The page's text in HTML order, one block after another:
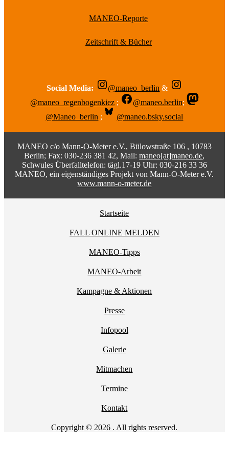
MANEO-Reporte
Zeitschrift & Bücher
Social Media: @maneo_berlin &
@maneo_regenbogenkiez ; @maneo.berlin;
@Maneo_berlin ; @maneo.bsky.social
MANEO c/o Mann-O-Meter e.V., Bülowstraße 106 , 10783
Berlin; Fax: 030-236 381 42, Mail:maneo[at]maneo.de,
Schwules Überfalltelefon: tägl.17-19 Uhr: 030-216 33 36
MANEO, ein eigenständiges Projekt von Mann-O-Meter e.V.
www.mann-o-meter.de
Startseite
FALL ONLINE MELDEN
MANEO-Tipps
MANEO-Arbeit
Kampagne & Aktionen
Presse
Infopool
Galerie
Mitmachen
Termine
Kontakt
Copyright © 2026 . All rights reserved.